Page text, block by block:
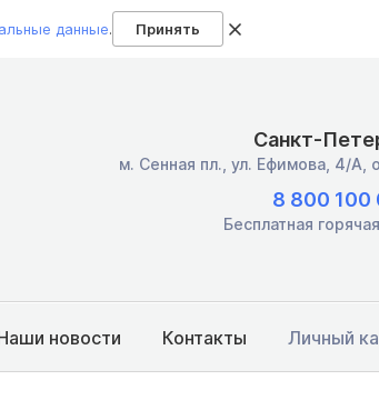
данные. Принять
Санкт-
м. Сенная пл., ул. Ефимова, 4/А,
8 800 100
Бесплатная
новости Контакты Личный